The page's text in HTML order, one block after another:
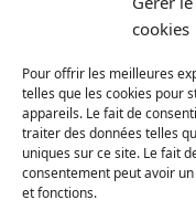
cookies
Pour offrir les meilleures
telles que les cookies pour
appareils. Le fait de
traiter des données telles
uniques sur ce site. Le fait
consentement peut avoir
et fonctions.
La
Signalement